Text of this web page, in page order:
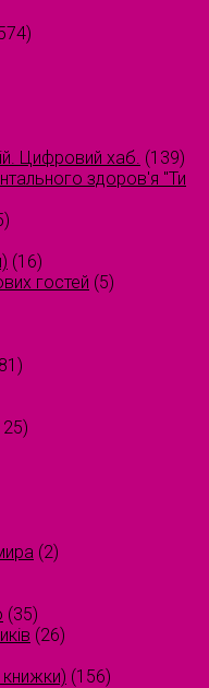
Цифровий хаб. (139)
здоров'я "Ти
(16)
гостей (5)
(2)
(35)
(26)
книжки) (156)